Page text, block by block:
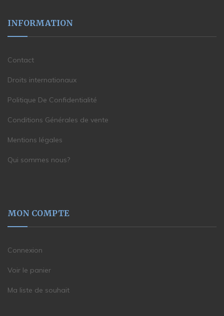
INFORMATION
Contact
Droits internationaux
Politique De Confidentialité
Conditions Générales de vente
Mentions légales
Qui sommes nous?
MON COMPTE
Connexion
Voir le panier
Ma liste de souhait